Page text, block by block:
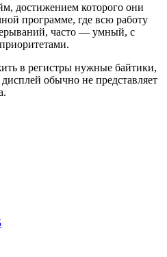
достижением которого они
программе, где всю работу
часто — умный, с
в регистры нужные байтики,
дисплей обычно не представляет